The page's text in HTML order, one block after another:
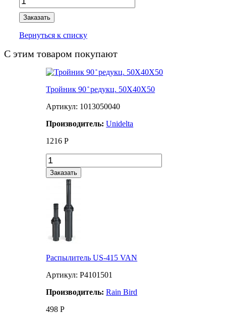
Заказать
Вернуться к списку
С этим товаром покупают
Тройник 90 ̊ редукц. 50Х40Х50
Артикул: 1013050040
Производитель:Unidelta
1216 Р
Заказать
Распылитель US-415 VAN
Артикул: P4101501
Производитель:Rain Bird
498 Р